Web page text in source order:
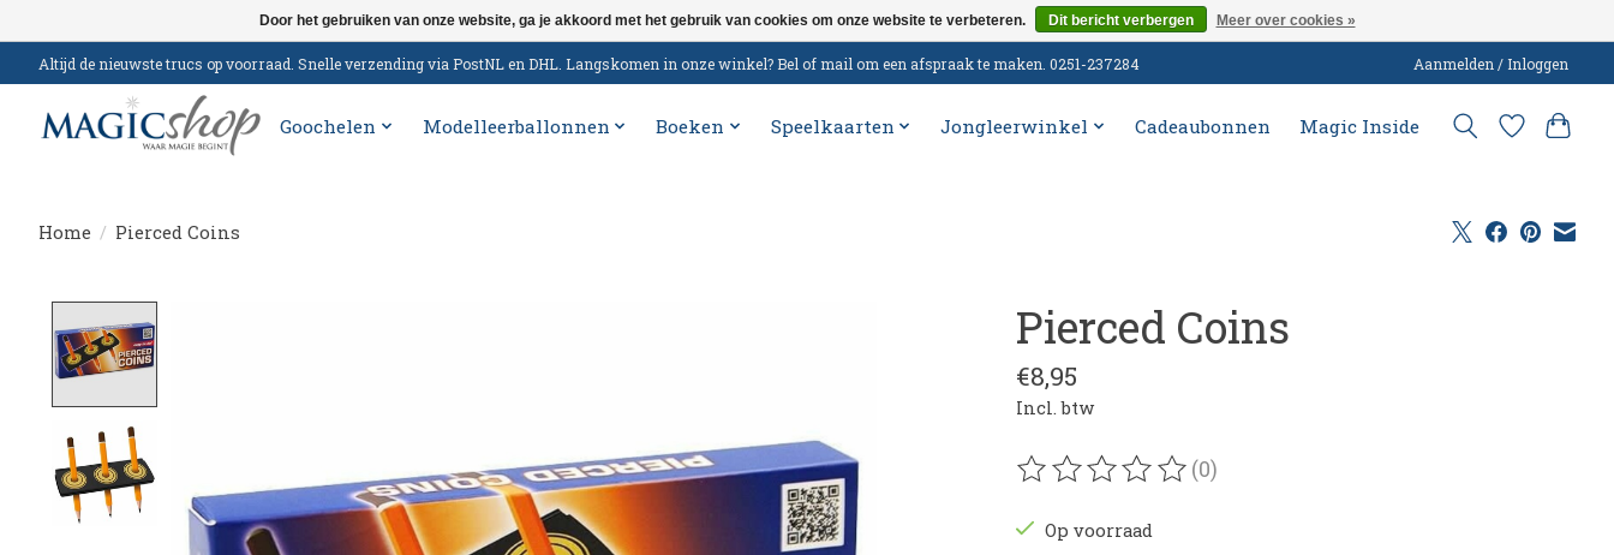
Altijd de nieuwste trucs op voorraad. Snelle verzending via PostNL en DHL. Langskomen in onze winkel? Bel of mail om een afspraak te maken. 0251-237284 Aanmelden / Inloggen
Goochelen Modelleerballonnen Boeken Speelkaarten Jongleerwinkel Cadeaubonnen Magic Inside
Home / Pierced Coins
Pierced Coins
€8,95
Incl. btw
De beoordeling van dit product is
(0)
Op voorraad
Door het gebruiken van onze website, ga je akkoord met het gebruik van cookies om onze website te verbeteren. Dit bericht verbergen Meer over cookies »